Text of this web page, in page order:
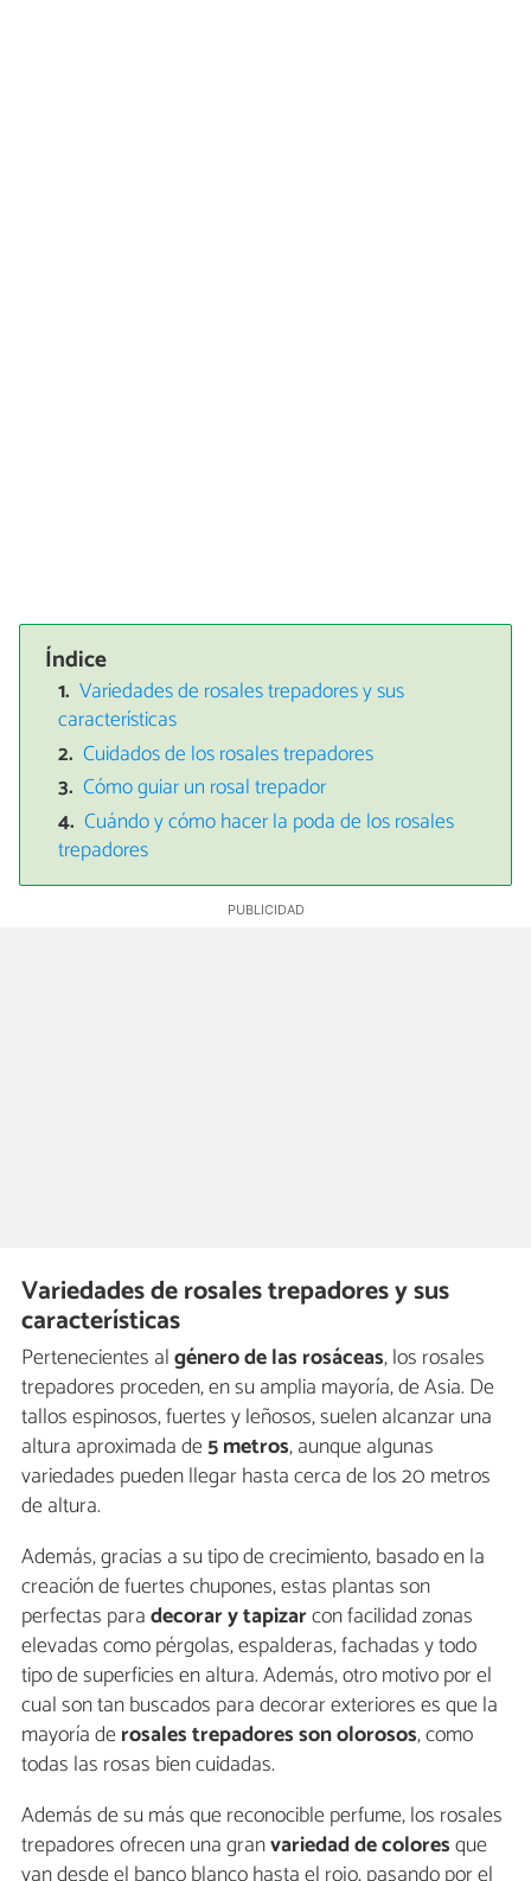
Índice
Variedades de rosales trepadores y sus
características
Cuidados de los rosales trepadores
Cómo guiar un rosal trepador
Cuándo y cómo hacer la poda de los rosales
trepadores
Variedades de rosales trepadores y sus
características
Pertenecientes algénero de las rosáceas, los rosales
trepadores proceden, en su amplia mayoría, de Asia. De
tallos espinosos, fuertes y leñosos, suelen alcanzar una
altura aproximada de5 metros, aunque algunas
variedades pueden llegar hasta cerca de los 20 metros
de altura.
Además, gracias a su tipo de crecimiento, basado en la
creación de fuertes chupones, estas plantas son
perfectas paradecorar y tapizarcon facilidad zonas
elevadas como pérgolas, espalderas, fachadas y todo
tipo de superficies en altura. Además, otro motivo por el
cual son tan buscados para decorar exteriores es que la
mayoría derosales trepadores son olorosos, como
todas las rosas bien cuidadas.
Además de su más que reconocible perfume, los rosales
trepadores ofrecen una granvariedad de coloresque